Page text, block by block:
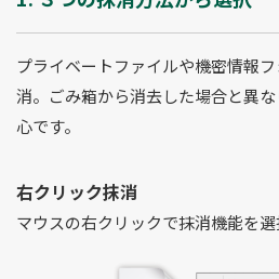
プライベートファイルや機密情報
消。ごみ箱から消去した場合と異
心です。
右クリック抹消
マウスの右クリックで抹消機能を